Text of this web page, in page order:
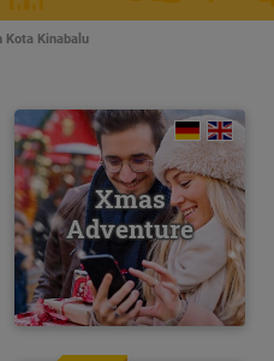
Kota Kinabalu
Xmas
Adventure